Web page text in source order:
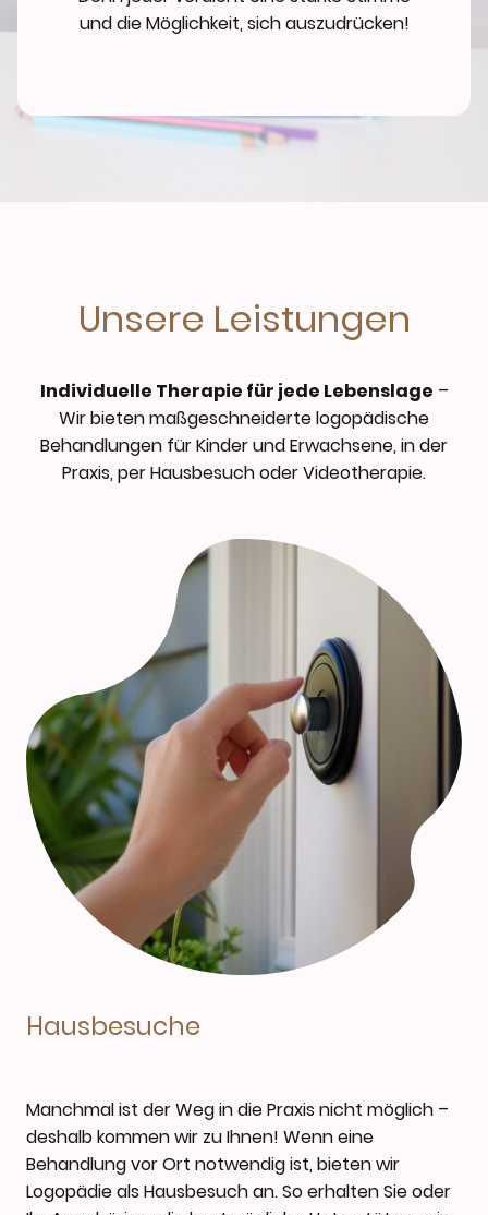
und die Möglichkeit, sich auszudrücken!
Unsere Leistungen
Individuelle Therapie für jede Lebenslage –
Wir bieten maßgeschneiderte logopädische
Behandlungen für Kinder und Erwachsene, in der
Praxis, per Hausbesuch oder Videotherapie.
Hausbesuche
Manchmal ist der Weg in die Praxis nicht möglich –
deshalb kommen wir zu Ihnen! Wenn eine
Behandlung vor Ort notwendig ist, bieten wir
Logopädie als Hausbesuch an. So erhalten Sie oder